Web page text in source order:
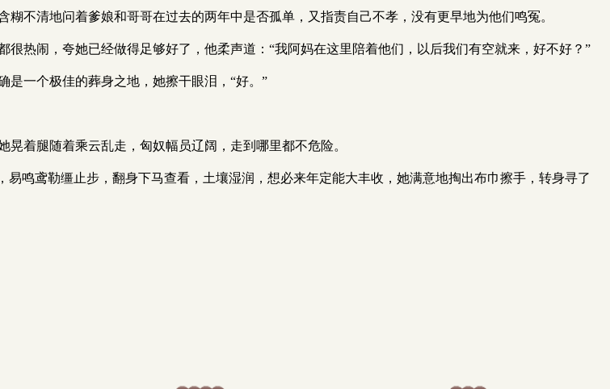
不清地问着爹娘和哥哥在过去的两年中是否孤单，又指责自己不孝，没有更早地为他们鸣冤。
热闹，夸她已经做得足够好了，他柔声道：“我阿妈在这里陪着他们，以后我们有空就来，好不好？”
是一个极佳的葬身之地，她擦干眼泪，“好。”
着腿随着乘云乱走，匈奴幅员辽阔，走到哪里都不危险。
鸣鸢勒缰止步，翻身下马查看，土壤湿润，想必来年定能大丰收，她满意地掏出布巾擦手，转身寻了